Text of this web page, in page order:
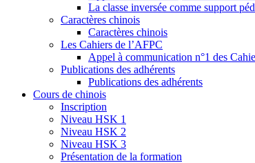
La classe inversée comme support
Caractères chinois
Caractères chinois
Les Cahiers de l’AFPC
Appel à communication n°1 des
Publications des adhérents
Publications des adhérents
Cours de chinois
Inscription
Niveau HSK 1
Niveau HSK 2
Niveau HSK 3
Présentation de la formation